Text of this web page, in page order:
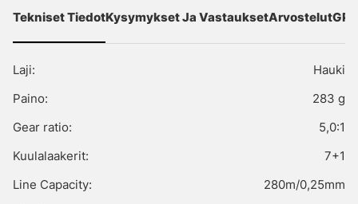
Tekniset TiedotKysymykset Ja VastauksetArvostelut
Laji:
Hauki
Paino:
283 g
Gear ratio:
5,0:1
Kuulalaakerit:
7+1
Line Capacity:
280m/0,25mm